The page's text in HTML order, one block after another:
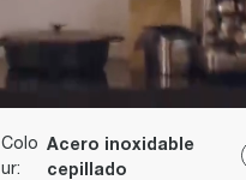
Colo
ur:
Acero inoxidable
cepillado